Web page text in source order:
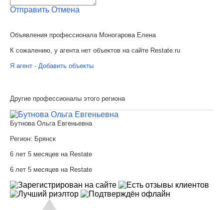
Отправить Отмена
Объявления профессионала Моногарова Елена
К сожалению, у агента нет объектов на сайте Restate.ru
Я агент - Добавить объекты
Другие профессионалы этого региона
Бутнова Ольга Евгеньевна
Регион: Брянск
6 лет 5 месяцев на Restate
6 лет 5 месяцев на Restate